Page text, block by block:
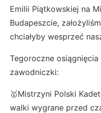
Emilii Piątkowskiej na
Budapeszcie,
chciałyby wesprzeć
Tegoroczne
zawodniczki:
🥇Mistrzyni Polski
walki wygrane przed